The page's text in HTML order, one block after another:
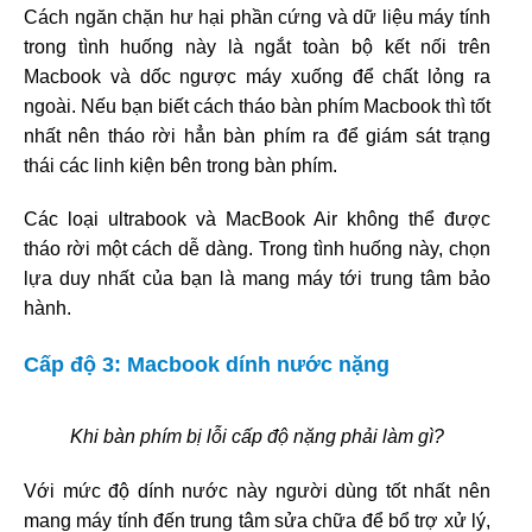
Cách ngăn chặn hư hại phần cứng và dữ liệu máy tính
trong tình huống này là ngắt toàn bộ kết nối trên
Macbook và dốc ngược máy xuống để chất lỏng ra
ngoài. Nếu bạn biết cách tháo bàn phím Macbook thì tốt
nhất nên tháo rời hẳn bàn phím ra để giám sát trạng
thái các linh kiện bên trong bàn phím.
Các loại ultrabook và MacBook Air không thể được
tháo rời một cách dễ dàng. Trong tình huống này, chọn
lựa duy nhất của bạn là mang máy tới trung tâm bảo
hành.
Cấp độ 3: Macbook dính nước nặng
Khi bàn phím bị lỗi cấp độ nặng phải làm gì?
Với mức độ dính nước này người dùng tốt nhất nên
mang máy tính đến trung tâm sửa chữa để bổ trợ xử lý,